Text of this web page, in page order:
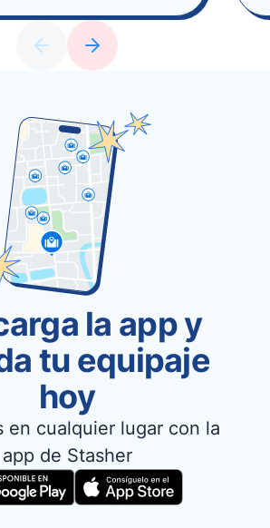
la app y
tu equipaje
hoy
en cualquier lugar con la
app de Stasher